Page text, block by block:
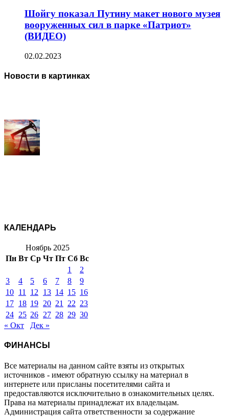
Шойгу показал Путину макет нового музея
вооруженных сил в парке «Патриот»
(ВИДЕО)
02.02.2023
Новости в картинках
КАЛЕНДАРЬ
Ноябрь 2025
Пн Вт Ср Чт Пт Сб Вс
1
2
3
4 5 6 7 8
9
10 11 12 13 14 15 16
17 18 19 20 21 22 23
24 25 26 27 28 29 30
« Окт
Дек »
ФИНАНСЫ
Все материалы на данном сайте взяты из открытых
источников - имеют обратную ссылку на материал в
интернете или присланы посетителями сайта и
предоставляются исключительно в ознакомительных целях.
Права на материалы принадлежат их владельцам.
Администрация сайта ответственности за содержание